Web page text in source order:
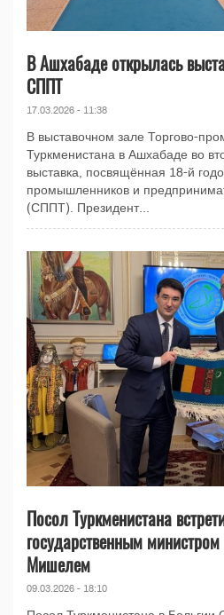
В Ашхабаде открылась
СППТ
17.03.2026 - 11:38
В выставочном зале Торгово-
Туркменистана в Ашхабаде во
выставка, посвящённая 18-й
промышленников и
(СППТ). Президент...
Посол Туркменистана
государственным
Мишелем
09.03.2026 - 18:10